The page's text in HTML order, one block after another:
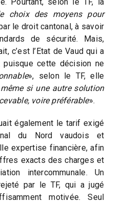
choix des moyens pour
le droit cantonal, à savoir
de sécurité. Mais,
c’est l’Etat de Vaud qui a
cette décision ne
», selon le TF, elle
même si une autre solution
voire préférable».
également le tarif exigé
du Nord vaudois et
expertise financière, afin
exacts des charges et
intercommunale. Un
par le TF, qui a jugé
motivée. Seul